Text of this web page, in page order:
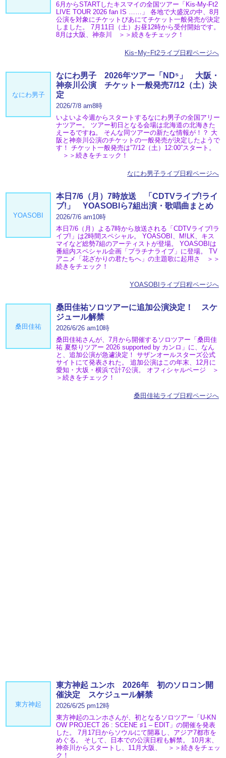
6月からSTARTしたキスマイの全国ツアー「Kis-My-Ft2
LIVE TOUR 2026 fan IS ……」 各地で大盛況の中、8月
公演を対象にチケットぴあにてチケット一般発売が決定
しました。 7月11日（土）お昼12時から受付開始です。
8月は大阪、神奈川 ＞＞続きをチェック！
KisｰMyｰFt2ライブ日程ページへ
なにわ男子
なにわ男子 2026年ツアー「ND⁵」 大阪・
神奈川公演 チケット一般発売7/12（土）決
定
2026/7/8 am8時
いよいよ今週からスタートするなにわ男子の全国アリー
ナツアー。 ツアー初日となる会場は北海道の北海きた
えーるですね。 そんな同ツアーの新たな情報が！？ 大
阪と神奈川公演のチケットの一般発売が決定したようで
す！ チケット一般発売は”7/12（土）12:00”スタート。
＞＞続きをチェック！
なにわ男子ライブ日程ページへ
YOASOBI
本日7/6（月）7時放送 「CDTVライブ!ライ
ブ!」 YOASOBIら7組出演・歌唱曲まとめ
2026/7/6 am10時
本日7/6（月）よる7時から放送される「CDTVライブ!ラ
イブ!」は2時間スペシャル。 YOASOBI、M!LK、キス
マイなど総勢7組のアーティストが登場。 YOASOBIは
番組内スペシャル企画「プラチナライブ」に登場。 TV
アニメ「花ざかりの君たちへ」の主題歌に起用さ ＞＞
続きをチェック！
YOASOBIライブ日程ページへ
桑田佳祐
桑田佳祐ソロツアーに追加公演決定！ スケ
ジュール解禁
2026/6/26 am10時
桑田佳祐さんが、7月から開催するソロツアー「桑田佳
祐 夏祭りツアー 2026 supported by カンロ」に、なん
と、追加公演が急遽決定！ サザンオールスターズ公式
サイトにて発表された。 追加公演はこの年末、12月に
愛知・大坂・横浜で計7公演。 オフィシャルページ ＞
＞続きをチェック！
桑田佳祐ライブ日程ページへ
東方神起
東方神起 ユンホ 2026年 初のソロコン開
催決定 スケジュール解禁
2026/6/25 pm12時
東方神起のユンホさんが、初となるソロツアー「U-KN
OW PROJECT 26 : SCENE ♯1 – EDIT」の開催を発表
した。 7月17日からソウルにて開幕し、アジア7都市を
めぐる。 そして、日本での公演日程も解禁。 10月末、
神奈川からスタートし、11月大阪、 ＞＞続きをチェッ
ク！